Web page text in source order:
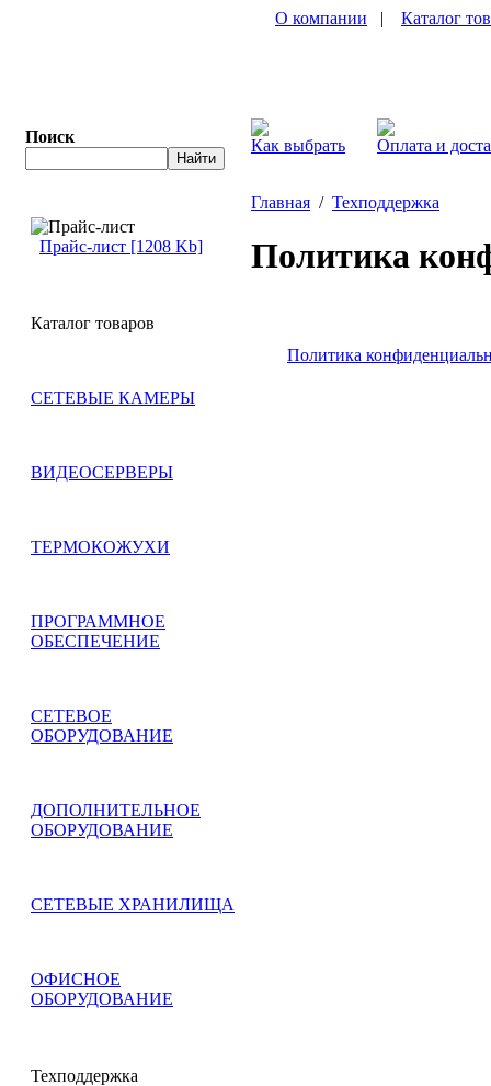
Поиск
О компании | Каталог
Как выбрать Оплата и
Прайс-лист [1208 Kb]
Каталог товаров
СЕТЕВЫЕ КАМЕРЫ
ВИДЕОСЕРВЕРЫ
ТЕРМОКОЖУХИ
ПРОГРАММНОЕ
ОБЕСПЕЧЕНИЕ
СЕТЕВОЕ
ОБОРУДОВАНИЕ
ДОПОЛНИТЕЛЬНОЕ
ОБОРУДОВАНИЕ
СЕТЕВЫЕ ХРАНИЛИЩА
ОФИСНОЕ
ОБОРУДОВАНИЕ
Техподдержка
Главная / Техподдержка
Политика
Политика